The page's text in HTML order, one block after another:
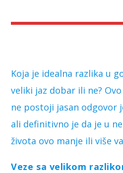
Koja je idealna razlika u
veliki jaz dobar ili ne?
ne postoji jasan odgovor
ali definitivno je da je u
života ovo manje ili više
Veze sa velikom